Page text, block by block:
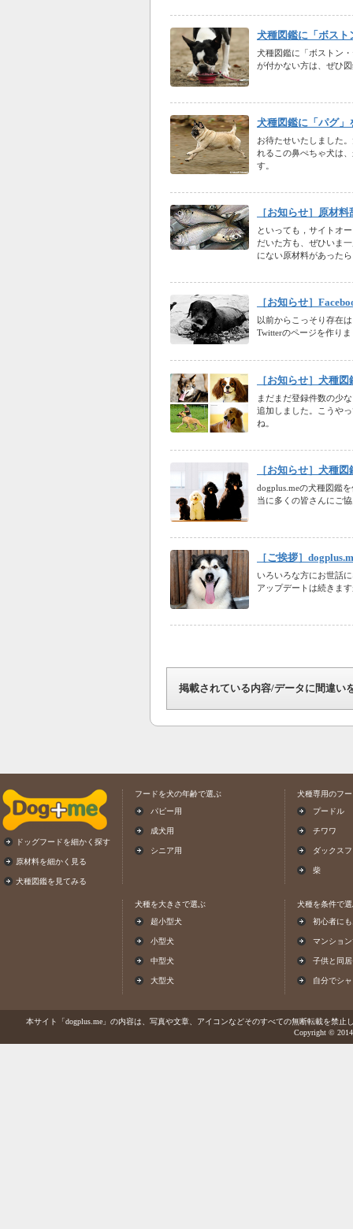
犬種図鑑に「ボスト
犬種図鑑に「ボストン
が付かない方は、ぜひ
犬種図鑑に「パグ」
お待たせいたしました
れるこの鼻ぺちゃ犬は
す。
［お知らせ］原材
といっても，サイトオ
だいた方も、ぜひいま
にない原材料があった
［お知らせ］
以前からこっそり存在
Twitterのページを作り
［お知らせ］犬種
まだまだ登録件数の少
追加しました。こうや
ね。
［お知らせ］犬種
dogplus.meの犬種図鑑
当に多くの皆さんにご
［ご挨拶］
いろいろな方にお世話
アップデートは続きま
掲載されている内容/データに間違い
ドッグフードを細かく探す
原材料を細かく見る
犬種図鑑を見てみる
フードを犬の年齢で選ぶ
パピー用
成犬用
シニア用
犬種専用のフ
プードル
チワワ
ダックス
柴
犬種を大きさで選ぶ
超小型犬
小型犬
中型犬
大型犬
犬種を条件で
初心者に
マンショ
子供と同
自分でシ
本サイト「dogplus.me」の内容は、写真や文章、アイコンなどそのすべての無断転載を禁
Copyright ©